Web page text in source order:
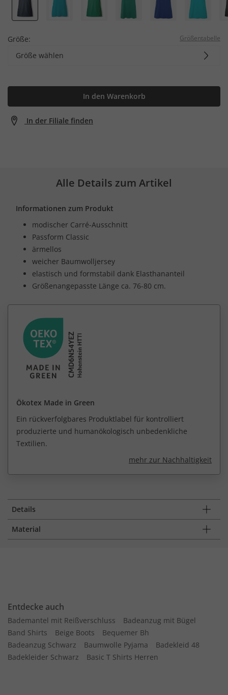
Größe: Größentabelle
Größe wählen
In den Warenkorb
In der Filiale finden
Alle Details zum Artikel
Informationen zum Produkt
modischer Carré-Ausschnitt
Passform Classic
ärmellos
weicher Baumwolljersey
elastisch und formstabil dank Elasthananteil
Größenangepasste Länge ca. 76-80 cm.
Ökotex Made in Green
Ein rückverfolgbares Produktlabel für kontrolliert
produzierte und humanökologisch unbedenkliche
Textilien.
mehr zur Nachhaltigkeit
Details
Material
Entdecke auch
Bademantel mit Reißverschluss
Badeanzug mit Bügel
Band Shirts
Beige Boots
Bequemer Bh
Badeanzug Schwarz
Baumwolle Pyjama
Badekleid 48
Badekleider Schwarz
Basic T Shirts Herren